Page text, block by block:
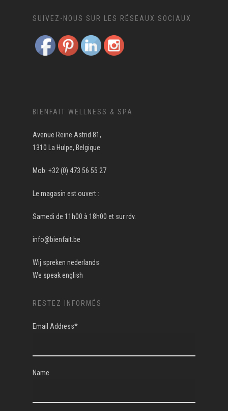
SUIVEZ-NOUS SUR LES RÉSEAUX SOCIAUX
BIENFAIT WELLNESS & SPA
Avenue Reine Astrid 81,
1310 La Hulpe, Belgique
Mob: +32 (0) 473 56 55 27
Le magasin est ouvert :
Samedi de 11h00 à 18h00 et sur rdv.
info@bienfait.be
Wij spreken nederlands
We speak english
RESTEZ INFORMÉS
Email Address*
Name